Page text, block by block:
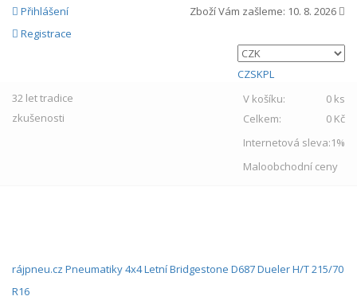
Přihlášení
Registrace
Zboží Vám zašleme: 10. 8. 2026
CZSKPL
32 lettradice
zkušenosti
V košíku:
0 ks
Celkem:
0 Kč
Internetová sleva:1%
Maloobchodní ceny
rájpneu.cz Pneumatiky4x4LetníBridgestone D687 Dueler H/T215/70
R16